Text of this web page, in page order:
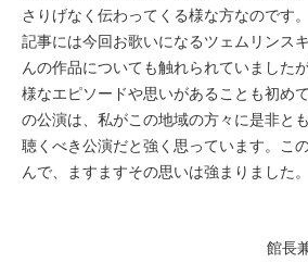
さりげなく伝わってくる様な方なのです。
記事には今回お歌いになるツェムリンス
んの作品についても触れられていました
様なエピソードや思いがあることも初め
の公演は、私がこの地域の方々に是非と
聴くべき公演だと強く思っています。こ
んで、ますますその思いは強まりました。
館長